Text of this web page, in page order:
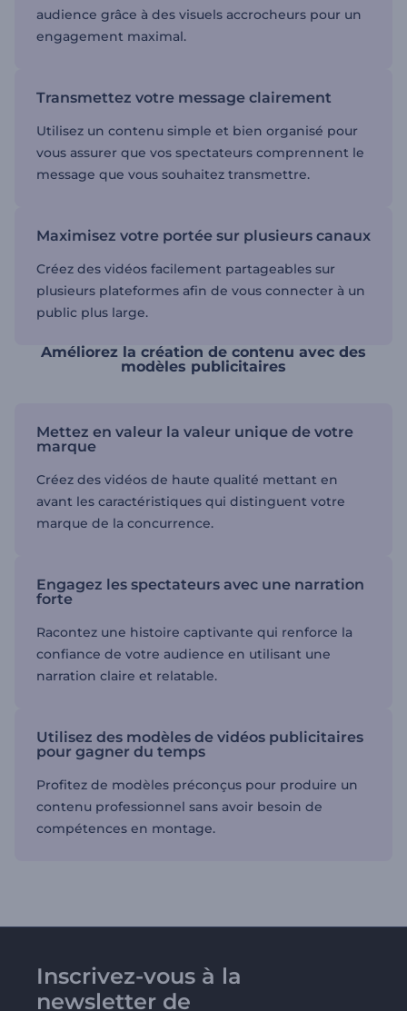
audience grâce à des visuels accrocheurs pour un
engagement maximal.
Transmettez votre message clairement
Utilisez un contenu simple et bien organisé pour
vous assurer que vos spectateurs comprennent le
message que vous souhaitez transmettre.
Maximisez votre portée sur plusieurs canaux
Créez des vidéos facilement partageables sur
plusieurs plateformes afin de vous connecter à un
public plus large.
Améliorez la création de contenu avec des
modèles publicitaires
Mettez en valeur la valeur unique de votre
marque
Créez des vidéos de haute qualité mettant en
avant les caractéristiques qui distinguent votre
marque de la concurrence.
Engagez les spectateurs avec une narration
forte
Racontez une histoire captivante qui renforce la
confiance de votre audience en utilisant une
narration claire et relatable.
Utilisez des modèles de vidéos publicitaires
pour gagner du temps
Profitez de modèles préconçus pour produire un
contenu professionnel sans avoir besoin de
compétences en montage.
Inscrivez-vous à la
newsletter de